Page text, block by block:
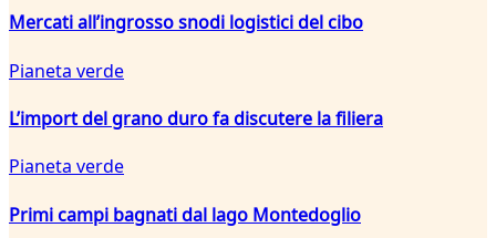
Mercati all’ingrosso snodi logistici del cibo
Pianeta verde
L’import del grano duro fa discutere la filiera
Pianeta verde
Primi campi bagnati dal lago Montedoglio